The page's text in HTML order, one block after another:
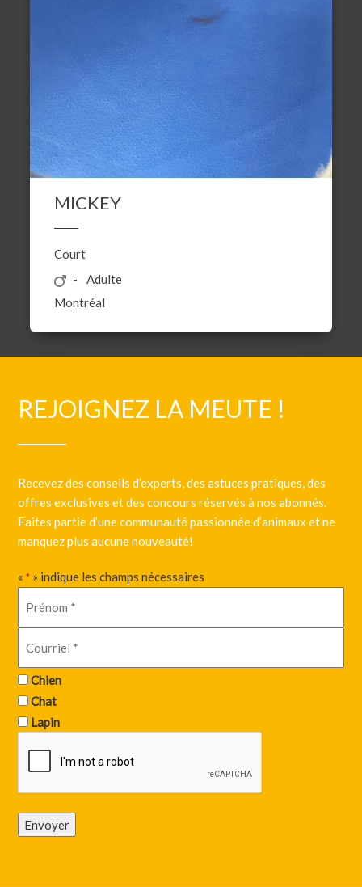
MICKEY
Court
Adulte
Montréal
REJOIGNEZ LA MEUTE !
Recevez des conseils d’experts, des astuces pratiques, des
offres exclusives et des concours réservés à nos abonnés.
Faites partie d’une communauté passionnée d’animaux et ne
manquez plus aucune nouveauté!
«* » indique les champs nécessaires
Chien
Chat
Lapin
Envoyer